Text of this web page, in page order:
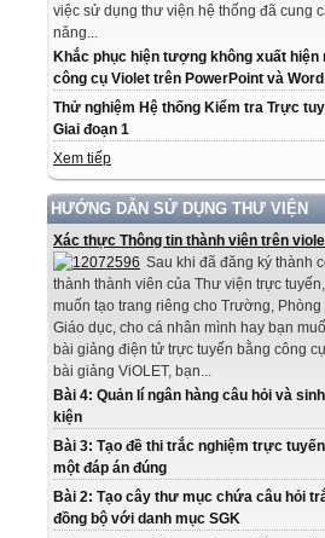
việc sử dụng thư viện hệ thống đã cung
năng...
Khắc phục hiện tượng không xuất hiện
công cụ Violet trên PowerPoint và Word
Thử nghiệm Hệ thống Kiểm tra Trực
Giai đoạn 1
Xem tiếp
HƯỚNG DẪN SỬ DỤNG THƯ VIỆN
Xác thực Thông tin thành viên trên
Sau khi đã đăng ký thành
thành thành viên của Thư viện trực
muốn tạo trang riêng cho Trường,
Giáo dục, cho cá nhân mình hay bạn
bài giảng điện tử trực tuyến bằng công
bài giảng ViOLET, bạn...
Bài 4: Quản lí ngân hàng câu hỏi và
kiện
Bài 3: Tạo đề thi trắc nghiệm trực
một đáp án đúng
Bài 2: Tạo cây thư mục chứa câu hỏi
đồng bộ với danh mục SGK